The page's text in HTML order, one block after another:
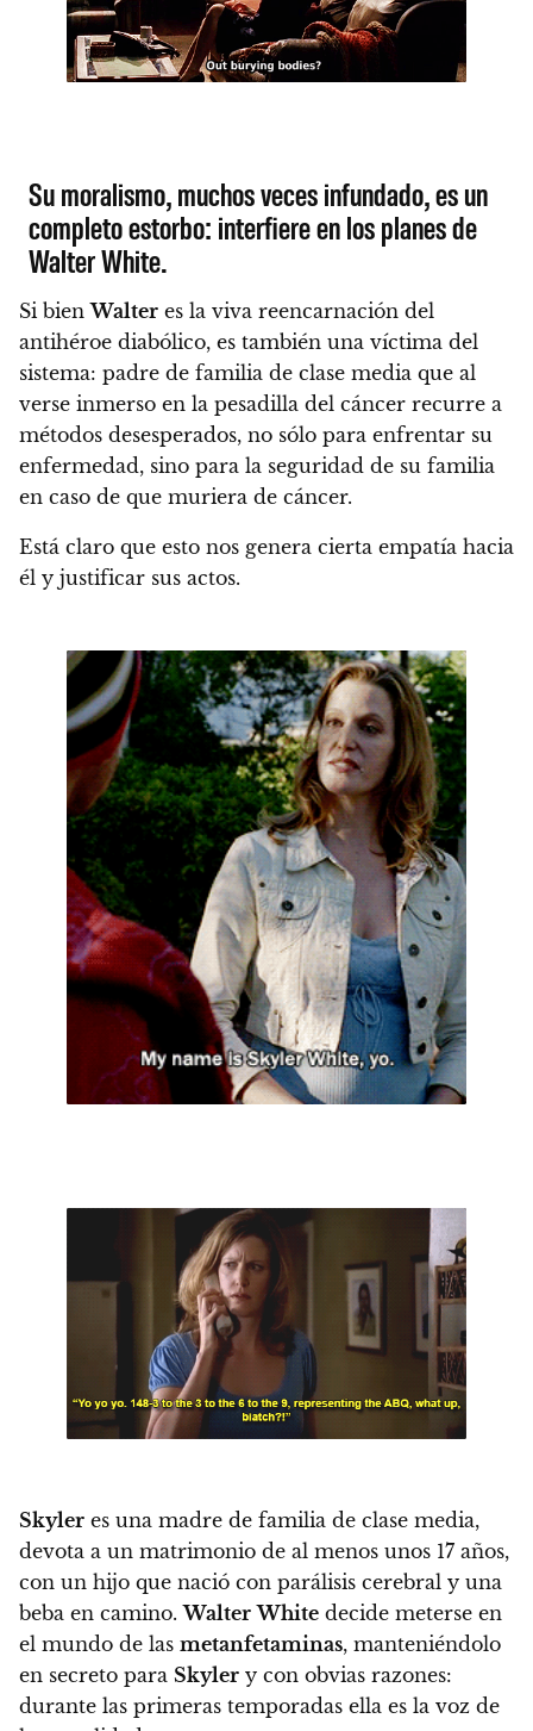
Su moralismo, muchos veces infundado, es un
completo estorbo: interfiere en los planes de
Walter White.
Si bienWalter es la viva reencarnación del
antihéroe diabólico, es también una víctima del
sistema: padre de familia de clase media que al
verse inmerso en la pesadilla del cáncer recurre a
métodos desesperados, no sólo para enfrentar su
enfermedad, sino para la seguridad de su familia
en caso de que muriera de cáncer.
Está claro que esto nos genera cierta empatía hacia
él y justificar sus actos.
Skyler es una madre de familia de clase media,
devota a un matrimonio de al menos unos 17 años,
con un hijo que nació con parálisis cerebral y una
beba en camino.Walter White decide meterse en
el mundo de las metanfetaminas, manteniéndolo
en secreto para Skyler y con obvias razones:
durante las primeras temporadas ella es la voz de